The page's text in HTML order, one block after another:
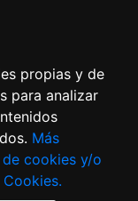
propias y de
para analizar
Más
cookies y/o